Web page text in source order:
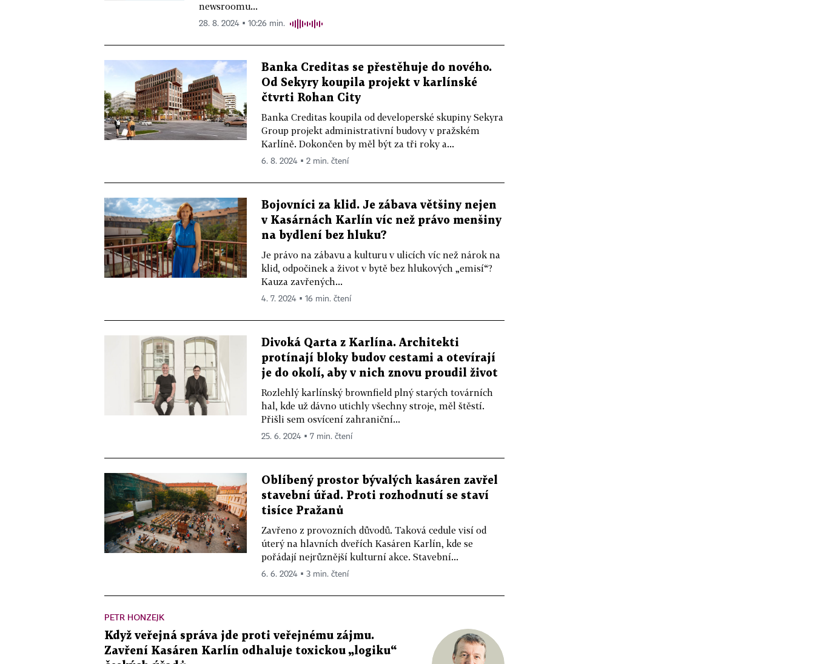
newsroomu...
28. 8. 2024 ▪ 10:26 min.
Banka Creditas se přestěhuje do nového.
Od Sekyry koupila projekt v karlínské
čtvrti Rohan City
Banka Creditas koupila od developerské skupiny Sekyra
Group projekt administrativní budovy v pražském
Karlíně. Dokončen by měl být za tři roky a...
6. 8. 2024 ▪ 2 min. čtení
Bojovníci za klid. Je zábava většiny nejen
v Kasárnách Karlín víc než právo menšiny
na bydlení bez hluku?
Je právo na zábavu a kulturu v ulicích víc než nárok na
klid, odpočinek a život v bytě bez hlukových „emisí“?
Kauza zavřených...
4. 7. 2024 ▪ 16 min. čtení
Divoká Qarta z Karlína. Architekti
protínají bloky budov cestami a otevírají
je do okolí, aby v nich znovu proudil život
Rozlehlý karlínský brownfield plný starých továrních
hal, kde už dávno utichly všechny stroje, měl štěstí.
Přišli sem osvícení zahraniční...
25. 6. 2024 ▪ 7 min. čtení
Oblíbený prostor bývalých kasáren zavřel
stavební úřad. Proti rozhodnutí se staví
tisíce Pražanů
Zavřeno z provozních důvodů. Taková cedule visí od
úterý na hlavních dveřích Kasáren Karlín, kde se
pořádají nejrůznější kulturní akce. Stavební...
6. 6. 2024 ▪ 3 min. čtení
PETR HONZEJK
Když veřejná správa jde proti veřejnému zájmu.
Zavření Kasáren Karlín odhaluje toxickou „logiku“